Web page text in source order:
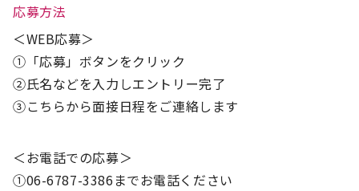
応募方法
＜WEB応募＞
①「応募」ボタンをクリック
②氏名などを入力しエントリー完了
③こちらから面接日程をご連絡します
＜お電話での応募＞
①06-6787-3386までお電話ください